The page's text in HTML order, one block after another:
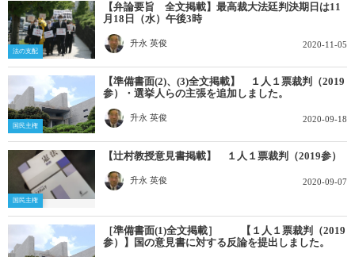
法の支配
【弁論要旨 全文掲載】最高裁大法廷判決期日は11
月18日（水）午後3時
升永 英俊 2020-11-05
国民主権
【準備書面(2)、(3)全文掲載】 １人１票裁判（2019
参）・選挙人らの主張を追加しました。
升永 英俊 2020-09-18
国民主権
【辻村教授意見書掲載】 １人１票裁判（2019参）
升永 英俊 2020-09-07
［準備書面(1)全文掲載］ 【１人１票裁判（2019
参）】国の意見書に対する反論を提出しました。